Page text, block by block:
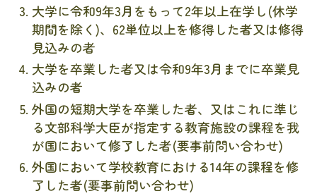
大学に令和9年3月をもって2年以上在学し(休学
期間を除く)、62単位以上を修得した者又は修得
見込みの者
大学を卒業した者又は令和9年3月までに卒業見
込みの者
外国の短期大学を卒業した者、又はこれに準じ
る文部科学大臣が指定する教育施設の課程を我
が国において修了した者(要事前問い合わせ)
外国において学校教育における14年の課程を修
了した者(要事前問い合わせ)